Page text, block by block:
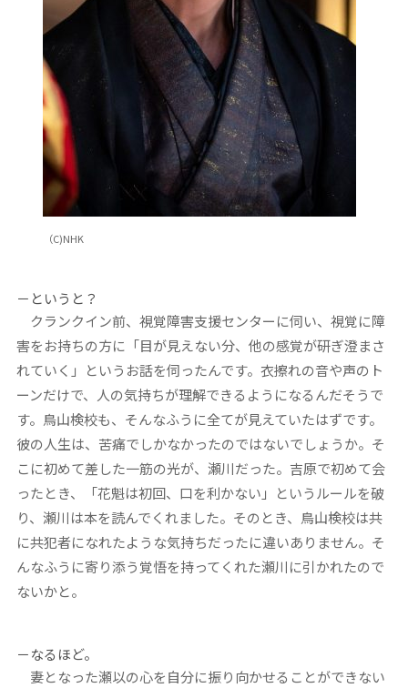
（C)NHK
－というと？
クランクイン前、視覚障害支援センターに伺い、視覚に障
害をお持ちの方に「目が見えない分、他の感覚が研ぎ澄まさ
れていく」というお話を伺ったんです。衣擦れの音や声のト
ーンだけで、人の気持ちが理解できるようになるんだそうで
す。鳥山検校も、そんなふうに全てが見えていたはずです。
彼の人生は、苦痛でしかなかったのではないでしょうか。そ
こに初めて差した一筋の光が、瀬川だった。吉原で初めて会
ったとき、「花魁は初回、口を利かない」というルールを破
り、瀬川は本を読んでくれました。そのとき、鳥山検校は共
に共犯者になれたような気持ちだったに違いありません。そ
んなふうに寄り添う覚悟を持ってくれた瀬川に引かれたので
ないかと。
－なるほど。
妻となった瀬以の心を自分に振り向かせることができない